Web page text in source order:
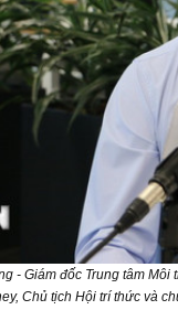
- Giám đốc Trung tâm Môi
Chủ tịch Hội trí thức và